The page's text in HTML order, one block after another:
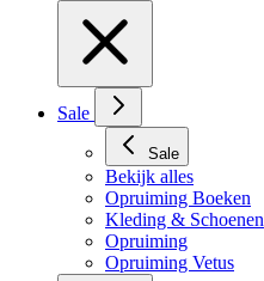
Sale
Sale
Bekijk alles
Opruiming Boeken
Kleding & Schoenen
Opruiming
Opruiming Vetus